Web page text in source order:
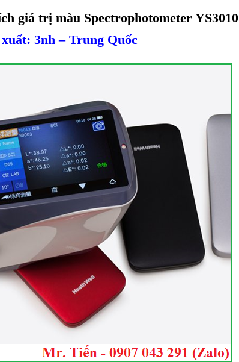
giá trị màu Spectrophotometer YS3010
3nh – Trung Quốc